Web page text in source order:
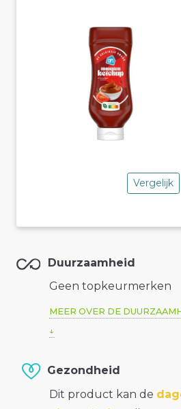
Vergelijk
Duurzaamheid
Geen topkeurmerken
MEER OVER DE
Gezondheid
Dit product kan de